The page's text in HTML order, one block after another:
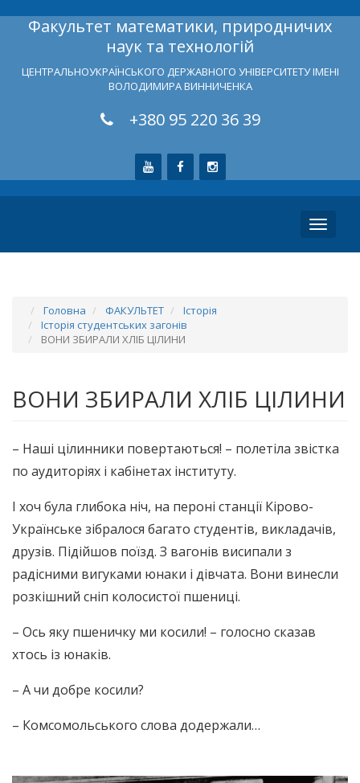
Факультет математики, природничих
наук та технологій
ЦЕНТРАЛЬНОУКРАЇНСЬКОГО ДЕРЖАВНОГО УНІВЕРСИТЕТУ ІМЕНІ
ВОЛОДИМИРА ВИННИЧЕНКА
+380 95 220 36 39
Toggle
Головна ФАКУЛЬТЕТ
Історія
Історія студентських загонів
ВОНИ ЗБИРАЛИ ХЛІБ ЦІЛИНИ
ВОНИ ЗБИРАЛИ ХЛІБ ЦІЛИНИ
– Наші цілинники повертаються! – полетіла звістка
по аудиторіях і кабінетах інституту.
І хоч була глибока ніч, на пероні станції Кірово-
Українське зібралося багато студентів, викладачів,
друзів. Підійшов поїзд. З вагонів висипали з
радісними вигуками юнаки і дівчата. Вони винесли
розкішний сніп колосистої пшениці.
– Ось яку пшеничку ми косили! – голосно сказав
хтось із юнаків.
– А чи добре косили?
– Комсомольського слова додержали…